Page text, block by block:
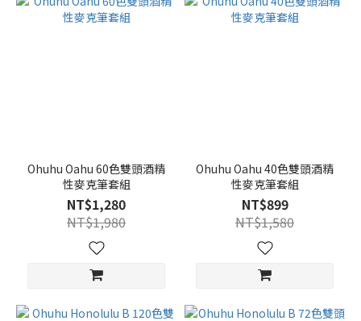
Ohuhu Oahu 60色雙頭酒精
性麥克筆套組
NT$1,280
NT$1,980
Ohuhu Oahu 40色雙頭酒精
性麥克筆套組
NT$899
NT$1,580